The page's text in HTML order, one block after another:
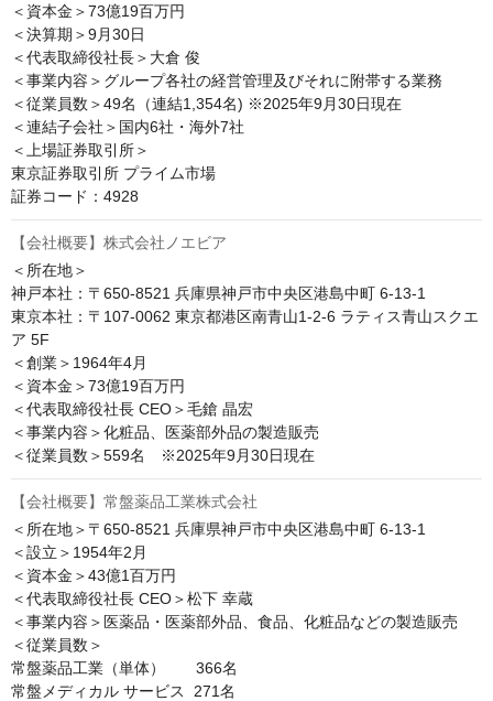
＜資本金＞73億19百万円
＜決算期＞9月30日
＜代表取締役社長＞大倉 俊
＜事業内容＞グループ各社の経営管理及びそれに附帯する業務
＜従業員数＞49名（連結1,354名) ※2025年9月30日現在
＜連結子会社＞国内6社・海外7社
＜上場証券取引所＞
東京証券取引所 プライム市場
証券コード：4928
【会社概要】株式会社ノエビア
＜所在地＞
神戸本社：〒650-8521 兵庫県神戸市中央区港島中町 6-13-1
東京本社：〒107-0062 東京都港区南青山1-2-6 ラティス青山スクエ
ア 5F
＜創業＞1964年4月
＜資本金＞73億19百万円
＜代表取締役社長 CEO＞毛鎗 晶宏
＜事業内容＞化粧品、医薬部外品の製造販売
＜従業員数＞559名　※2025年9月30日現在
【会社概要】常盤薬品工業株式会社
＜所在地＞〒650-8521 兵庫県神戸市中央区港島中町 6-13-1
＜設立＞1954年2月
＜資本金＞43億1百万円
＜代表取締役社長 CEO＞松下 幸蔵
＜事業内容＞医薬品・医薬部外品、食品、化粧品などの製造販売
＜従業員数＞
常盤薬品工業（単体）　　366名
常盤メディカル サービス  271名